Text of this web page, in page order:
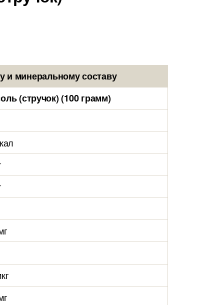
и минеральному составу
(стручок) (100 грамм)